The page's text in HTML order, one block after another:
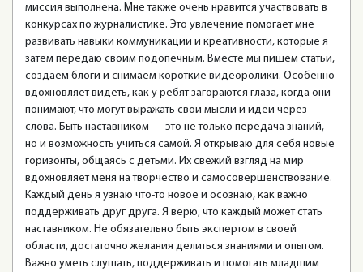
миссия выполнена. Мне также очень нравится участвовать в
конкурсах по журналистике. Это увлечение помогает мне
развивать навыки коммуникации и креативности, которые я
затем передаю своим подопечным. Вместе мы пишем статьи,
создаем блоги и снимаем короткие видеоролики. Особенно
вдохновляет видеть, как у ребят загораются глаза, когда они
понимают, что могут выражать свои мысли и идеи через
слова. Быть наставником — это не только передача знаний,
но и возможность учиться самой. Я открываю для себя новые
горизонты, общаясь с детьми. Их свежий взгляд на мир
вдохновляет меня на творчество и самосовершенствование.
Каждый день я узнаю что-то новое и осознаю, как важно
поддерживать друг друга. Я верю, что каждый может стать
наставником. Не обязательно быть экспертом в своей
области, достаточно желания делиться знаниями и опытом.
Важно уметь слушать, поддерживать и помогать младшим